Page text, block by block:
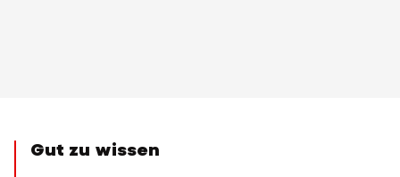
Gut zu wissen